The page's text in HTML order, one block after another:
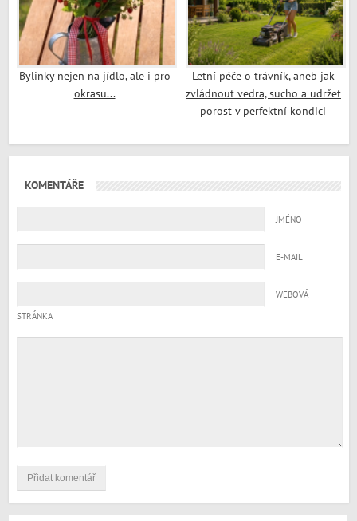
Bylinky nejen na jídlo, ale i pro
okrasu...
Letní péče o trávník, aneb jak
zvládnout vedra, sucho a udržet
porost v perfektní kondici
KOMENTÁŘE
JMÉNO
E-MAIL
WEBOVÁ
STRÁNKA